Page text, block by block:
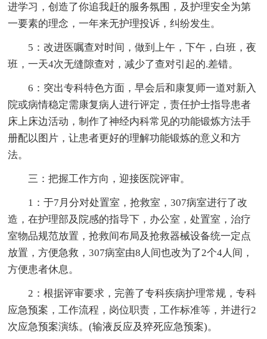
进学习，创造了你追我赶的服务氛围，及护理安全为第
一要素的理念，一年来无护理投诉，纠纷发生。
5：改进医嘱查对时间，做到上午，下午，白班，夜
班，一天4次无缝隙查对，减少了查对引起的.差错。
6：突出专科特色方面，早会后和康复师一道对新入
院或病情稳定需康复病人进行评定，责任护士指导患者
床上床边活动，制作了神经内科常见的功能锻炼方法手
册配以图片，让患者更好的理解功能锻炼的意义和方
法。
三：把握工作方向，迎接医院评审。
1：于7月分对处置室，抢救室，307病室进行了改
造，在护理部及院感的指导下，办公室，处置室，治疗
室物品规范放置，抢救间布局及抢救器械设备统一定点
放置，方便急救，307病室由8人间也改为了2个4人间，
方便患者休息。
2：根据评审要求，完善了专科疾病护理常规，专科
应急预案，工作流程，岗位职责，工作标准等，并进行2
次应急预案演练。(输液反应及猝死应急预案)。